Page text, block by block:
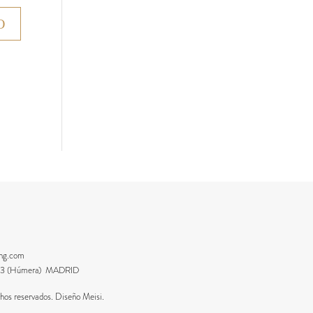
(Húmera) MADRID
reservados. Diseño Meisi.